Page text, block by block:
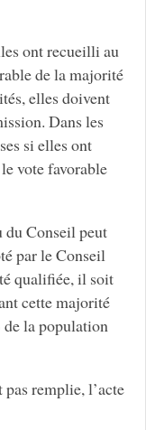
ont recueilli au
de la majorité
elles doivent
Dans les
si elles ont
vote favorable
du Conseil peut
par le Conseil
qualifiée, il soit
cette majorité
de la population
pas remplie, l’acte